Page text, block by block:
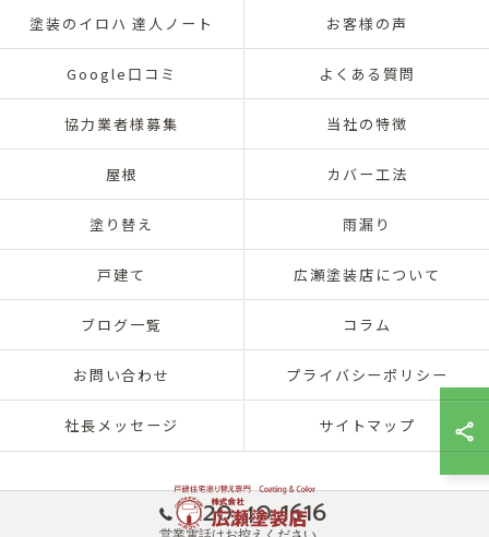
0120-40-1616
塗装のイロハ 達人ノート お客様の声
Google口コミ よくある質問
協力業者様募集 当社の特徴
屋根 カバー工法
塗り替え 雨漏り
戸建て 広瀬塗装店について
ブログ一覧 コラム
お問い合わせ プライバシーポリシー
社長メッセージ サイトマップ